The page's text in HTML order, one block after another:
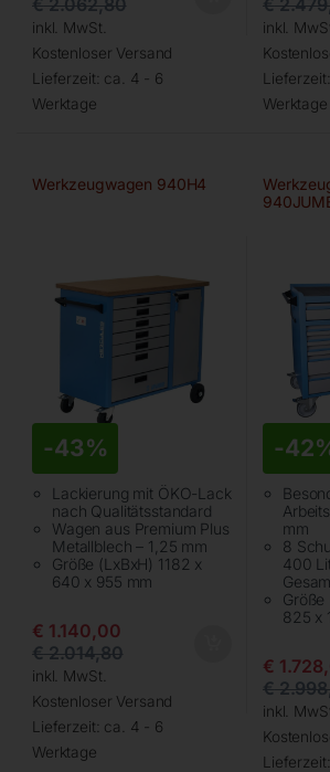
€2.062,80
inkl. MwSt.
Kostenloser Versand
Lieferzeit: ca. 4 - 6
Werktage
€
inkl.
Lieferzeit:
Werktage
Werkzeugwagen 940H4
-43%
Lackierung mit ÖKO-Lack
nach Qualitätsstandard
Wagen aus Premium Plus
Metallblech – 1,25 mm
Größe (LxBxH) 1182 x
640 x 955 mm
€ 1.140,00
€2.014,80
inkl. MwSt.
Kostenloser Versand
Lieferzeit: ca. 4 - 6
Werktage
-
mm
8
400
Größe
825 x
€
€
inkl.
Lieferzeit: